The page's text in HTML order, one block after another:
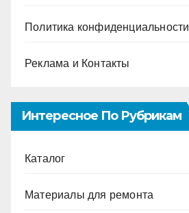
Политика конфиденциальности
Реклама и Контакты
Интересное По Рубрикам
Каталог
Материалы для ремонта